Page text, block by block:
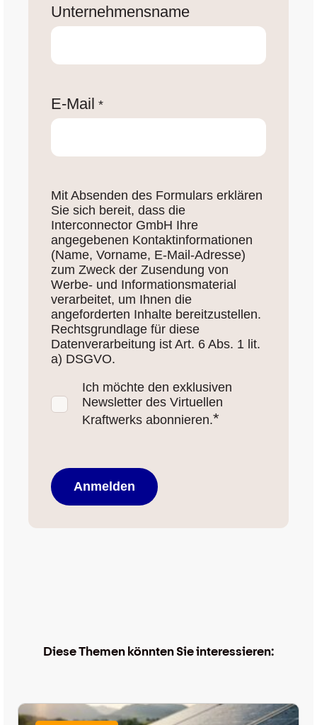
Unternehmensname
E-Mail *
Mit Absenden des Formulars erklären
Sie sich bereit, dass die
Interconnector GmbH Ihre
angegebenen Kontaktinformationen
(Name, Vorname, E-Mail-Adresse)
zum Zweck der Zusendung von
Werbe- und Informationsmaterial
verarbeitet, um Ihnen die
angeforderten Inhalte bereitzustellen.
Rechtsgrundlage für diese
Datenverarbeitung ist Art. 6 Abs. 1 lit.
a) DSGVO.
Ich möchte den exklusiven
Newsletter des Virtuellen
Kraftwerks abonnieren.*
Diese Themen könnten Sie interessieren: